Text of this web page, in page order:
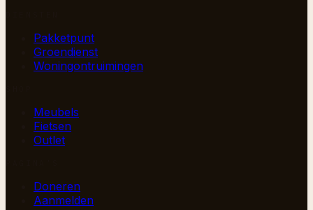
Pakketpunt
Groendienst
Woningontruimingen
Meubels
Fietsen
Outlet
Doneren
Aanmelden